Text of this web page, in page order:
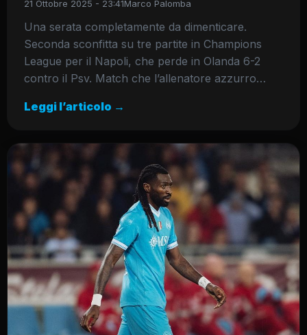
21 Ottobre 2025 - 23:41Marco Palomba
Una serata completamente da dimenticare.
Seconda sconfitta su tre partite in Champions
League per il Napoli, che perde in Olanda 6-2
contro il Psv. Match che l’allenatore azzurro…
Leggi l’articolo →